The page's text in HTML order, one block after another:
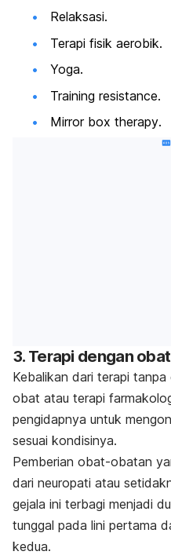
Relaksasi.
Terapi fisik aerobik.
Yoga.
Training resistance.
Mirror box therapy.
3. Terapi dengan obat
Kebalikan dari terapi
obat atau terapi
pengidapnya untuk
sesuai kondisinya.
Pemberian obat-obatan
dari neuropati atau
gejala ini terbagi menjadi
tunggal pada lini pertama
kedua.